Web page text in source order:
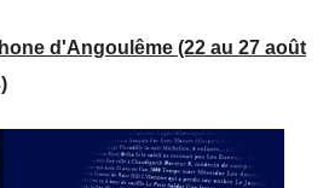
d'Angoulême (22 au 27 août